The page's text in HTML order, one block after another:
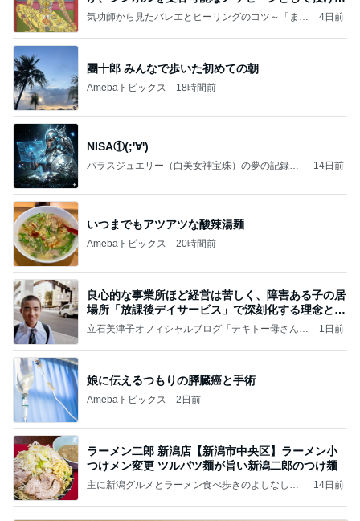
ことが
気功師から見たバレエとヒーリングのコツ～「まと
4日前
團十郎 みんなで歩いた初めての朝
Amebaトピックス 18時間前
NISA①(;'∀')
パラスジュエリー（白美女神宝珠）の夢の記録
14日前
いつまでもアツアツな酸辣湯麺
Amebaトピックス 20時間前
良心的な事業所ほど経営は苦しく、障害ある子の居
場所「放課後デイサービス」で深刻化する理念と現
実の
立石美津子オフィシャルブログ「テキトー母さんの
1日前
娘に伝えるつもりの膵臓癌と手術
Amebaトピックス 2日前
ラーメン二郎 新潟店【新潟市中央区】ラーメン小
つけメン変更 ツルパツ麺が旨い新潟二郎のつけ麺
主に新潟グルメとラーメン食べ歩きのよしなしご
14日前